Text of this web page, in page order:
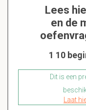
Lees
en de
1 10
Dit is een
Laat